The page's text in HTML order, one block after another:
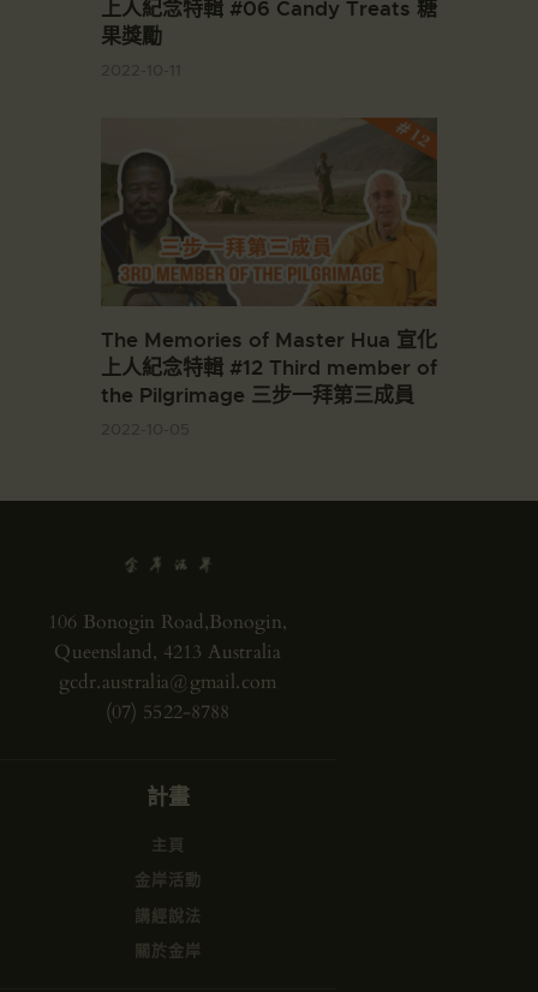
上人紀念特輯 #06 Candy Treats 糖
果獎勵
The Memories of Master Hua 宣化
上人紀念特輯 #12 Third member of
the Pilgrimage 三步一拜第三成員
106 Bonogin Road,Bonogin,
Queensland, 4213 Australia
gcdr.australia@gmail.com
(07) 5522-8788
計畫
主頁
金岸活動
講經說法
關於金岸